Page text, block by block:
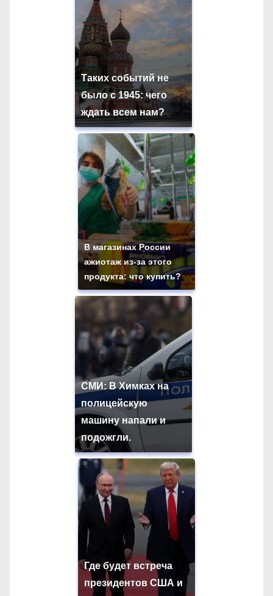
Таких событий не
было с 1945: чего
ждать всем нам?
В магазинах России
ажиотаж из-за этого
продукта: что купить?
СМИ: В Химках на
полицейскую
машину напали и
подожгли.
Где будет встреча
президентов США и